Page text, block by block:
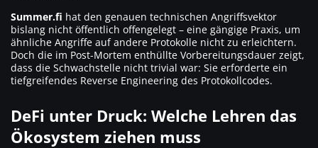
Summer.fi hat den genauen technischen Angriffsvektor
bislang nicht öffentlich offengelegt – eine gängige Praxis, um
ähnliche Angriffe auf andere Protokolle nicht zu erleichtern.
Doch die im Post-Mortem enthüllte Vorbereitungsdauer zeigt,
dass die Schwachstelle nicht trivial war: Sie erforderte ein
tiefgreifendes Reverse Engineering des Protokollcodes.
DeFi unter Druck: Welche Lehren das
Ökosystem ziehen muss